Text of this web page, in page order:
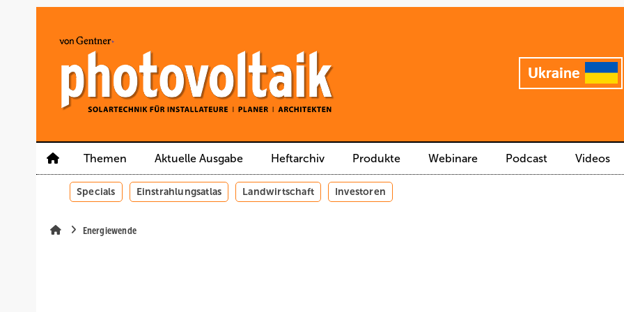
Themen Aktuelle Ausgabe Heftarchiv Produkte Webinare Podcast Videos
Specials Einstrahlungsatlas Landwirtschaft Investoren
Energiewende